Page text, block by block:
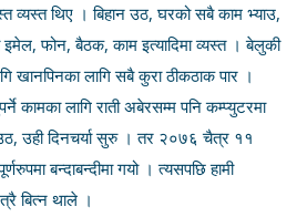
व्यस्त थिए । बिहान उठ, घरको सबै काम भ्याउ,
इमेल, फोन, बैठक, काम इत्यादिमा व्यस्त । बेलुकी
खानपिनका लागि सबै कुरा ठीकठाक पार ।
कामका लागि राती अबेरसम्म पनि कम्प्युटरमा
उही दिनचर्या सुरु । तर २०७६ चैत्र ११
बन्दाबन्दीमा गयो । त्यसपछि हामी
बित्न थाले ।